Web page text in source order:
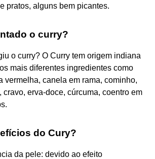
pratos, alguns bem picantes.
o curry?
o curry? O Curry tem origem indiana
mais diferentes ingredientes como
vermelha, canela em rama, cominho,
cravo, erva-doce, cúrcuma, coentro em
do Cury?
da pele: devido ao efeito